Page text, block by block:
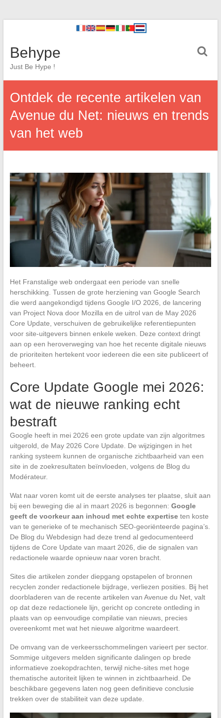
Behype
Just Be Hype !
Ontdek de recente artikelen van
Avenue du Net: nieuws en trends
van het web
Het Franstalige web ondergaat een periode van snelle
herschikking. Tussen de grote herziening van Google Search
die werd aangekondigd tijdens Google I/O 2026, de lancering
van Project Nova door Mozilla en de uitrol van de May 2026
Core Update, verschuiven de gebruikelijke referentiepunten
voor site-uitgevers binnen enkele weken. Deze context dringt
aan op een heroverweging van hoe het recente digitale nieuws
de prioriteiten hertekent voor iedereen die een site publiceert of
beheert.
Core Update Google mei 2026:
wat de nieuwe ranking echt
bestraft
Google heeft in mei 2026 een grote update van zijn algoritmes
uitgerold, de May 2026 Core Update. De wijzigingen in het
ranking systeem kunnen de organische zichtbaarheid van een
site in de zoekresultaten beïnvloeden, volgens de Blog du
Modérateur.
Wat naar voren komt uit de eerste analyses ter plaatse, sluit aan
bij een beweging die al in maart 2026 is begonnen: Google
geeft de voorkeur aan inhoud met echte expertiseten koste
van te generieke of te mechanisch SEO-georiënteerde pagina’s.
De Blog du Webdesign had deze trend al gedocumenteerd
tijdens de Core Update van maart 2026, die de signalen van
redactionele waarde opnieuw naar voren bracht.
Sites die artikelen zonder diepgang opstapelen of bronnen
recyclen zonder redactionele bijdrage, verliezen posities. Bij het
doorbladeren van de recente artikelen van Avenue du Net, valt
op dat deze redactionele lijn, gericht op concrete ontleding in
plaats van op eenvoudige compilatie van nieuws, precies
overeenkomt met wat het nieuwe algoritme waardeert.
De omvang van de verkeersschommelingen varieert per sector.
Sommige uitgevers melden significante dalingen op brede
informatieve zoekopdrachten, terwijl niche-sites met hoge
thematische autoriteit lijken te winnen in zichtbaarheid. De
beschikbare gegevens laten nog geen definitieve conclusie
trekken over de stabiliteit van deze update.